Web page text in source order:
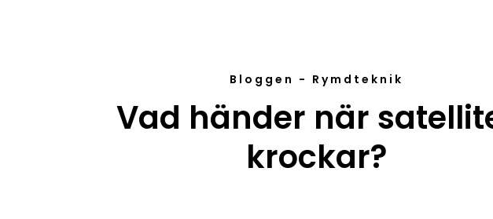
Bloggen - Rymdteknik
Vad händer när
krockar?